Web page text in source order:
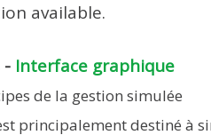
available.
- Interface graphique
de la gestion simulée
principalement destiné